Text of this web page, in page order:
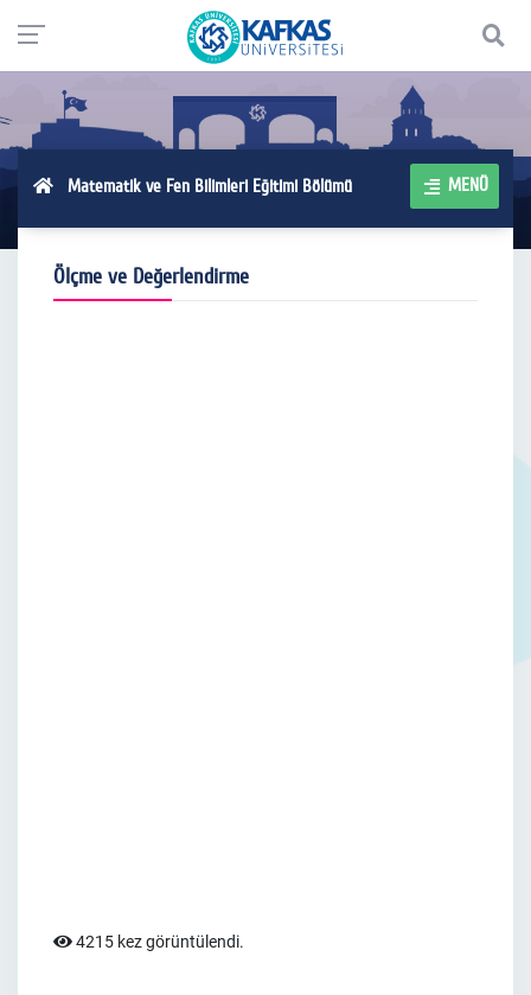
Matematik ve Fen Bilimleri Eğitimi Bölümü MENÜ
Ölçme ve Değerlendirme
4215 kez görüntülendi.